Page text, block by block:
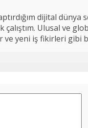
dijital
çalıştım. Ulusal ve
yeni iş fikirleri gibi